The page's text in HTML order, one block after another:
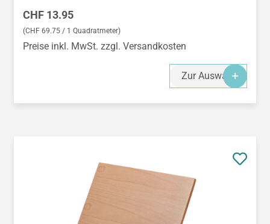
Regulärer Preis:
CHF 13.95
(CHF 69.75 / 1 Quadratmeter)
Preise inkl. MwSt. zzgl. Versandkosten
Zur Auswahl